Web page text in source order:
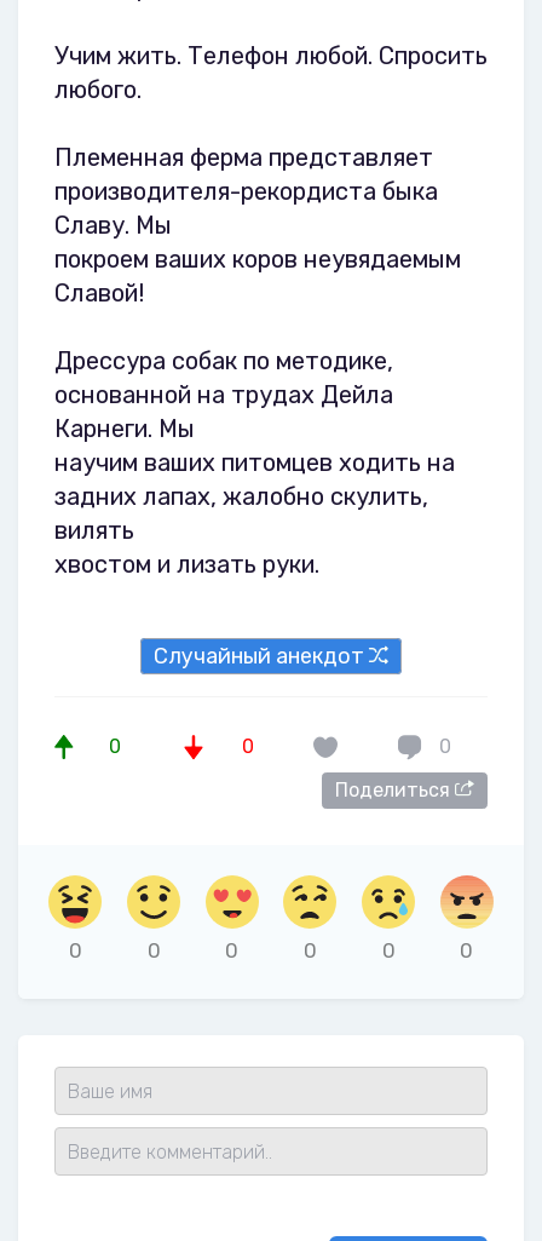
Учим жить. Телефон любой. Спросить
любого.
Племенная ферма представляет
производителя-рекордиста быка
Славу. Мы
покроем ваших коров неувядаемым
Славой!
Дрессура собак по методике,
основанной на трудах Дейла
Карнеги. Мы
научим ваших питомцев ходить на
задних лапах, жалобно скулить,
вилять
хвостом и лизать руки.
Случайный анекдот
0 0
0
Поделиться
0 0 0 0 0 0